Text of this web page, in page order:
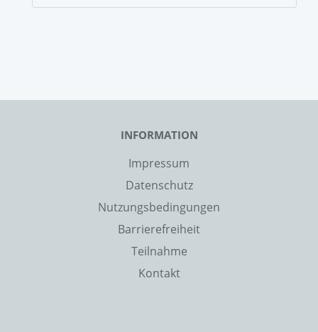
INFORMATION
Impressum
Datenschutz
Nutzungsbedingungen
Barrierefreiheit
Teilnahme
Kontakt